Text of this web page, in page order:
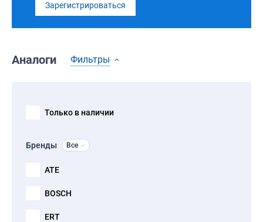
Зарегистрироваться
Аналоги Фильтры
Только в наличии
Бренды Все
ATE
BOSCH
ERT